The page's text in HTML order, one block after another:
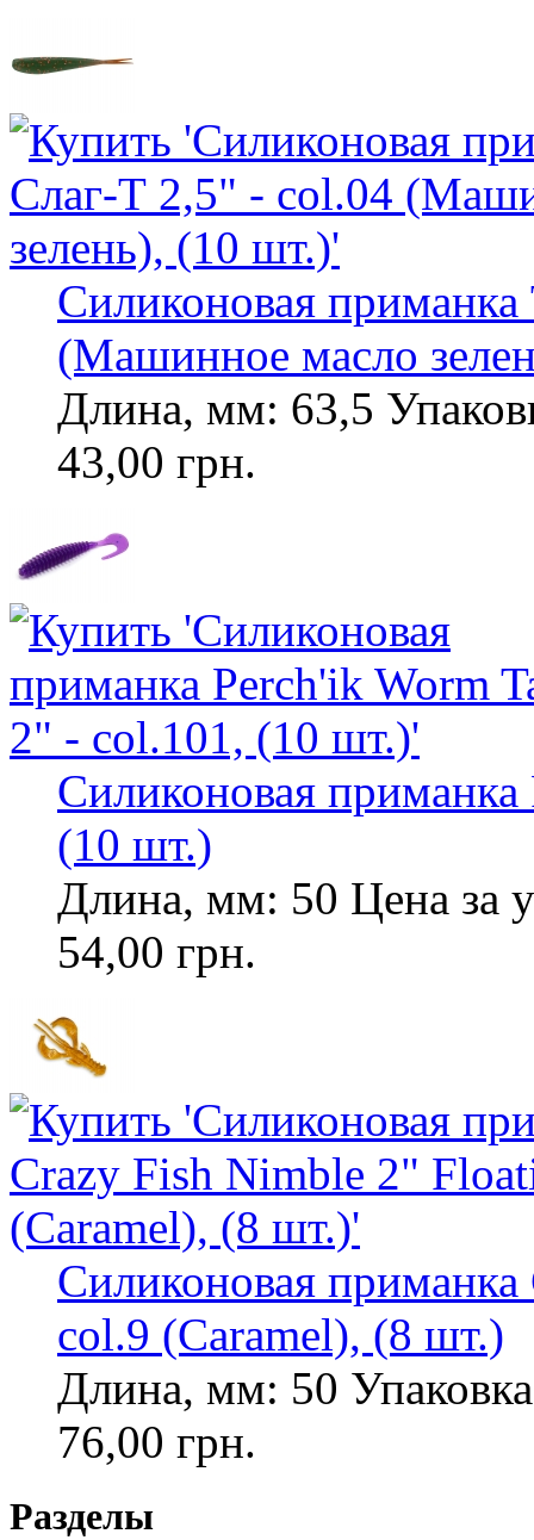
Силиконовая
(Машинное масло
Длина, мм: 63,5
43,00 грн.
Силиконовая
(10 шт.)
Длина, мм: 50 Цена за
54,00 грн.
Силиконовая
col.9 (Caramel), (8 шт.)
Длина, мм: 50
76,00 грн.
Разделы